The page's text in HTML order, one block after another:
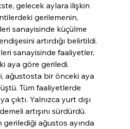
gelecek aylara ilişkin
gerilemenin,
sanayisinde küçülme
artırdığı belirtildi.
sanayisinde faaliyetler,
aya göre geriledi.
ağustosta bir önceki aya
Tüm faaliyetlerde
çıktı. Yalnızca yurt dışı
artışını sürdürdü.
gerilediği ağustos ayında